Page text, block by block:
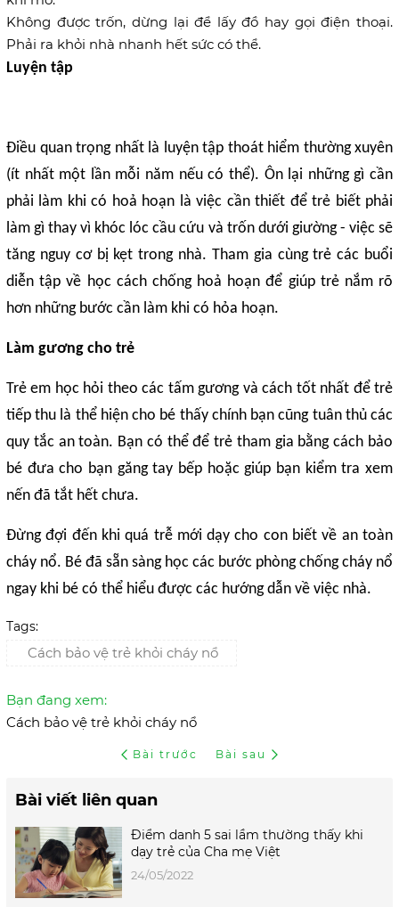
Không được trốn, dừng lại để lấy đồ hay gọi điện thoại.
Phải ra khỏi nhà nhanh hết sức có thể.
Luyện tập
Điều quan trọng nhất là luyện tập thoát hiểm thường xuyên
(ít nhất một lần mỗi năm nếu có thể). Ôn lại những gì cần
phải làm khi có hoả hoạn là việc cần thiết để trẻ biết phải
làm gì thay vì khóc lóc cầu cứu và trốn dưới giường - việc sẽ
tăng nguy cơ bị kẹt trong nhà. Tham gia cùng trẻ các buổi
diễn tập về học cách chống hoả hoạn để giúp trẻ nắm rõ
hơn những bước cần làm khi có hỏa hoạn.
Làm gương cho trẻ
Trẻ em học hỏi theo các tấm gương và cách tốt nhất để trẻ
tiếp thu là thể hiện cho bé thấy chính bạn cũng tuân thủ các
quy tắc an toàn. Bạn có thể để trẻ tham gia bằng cách bảo
bé đưa cho bạn găng tay bếp hoặc giúp bạn kiểm tra xem
nến đã tắt hết chưa.
Đừng đợi đến khi quá trễ mới dạy cho con biết về an toàn
cháy nổ. Bé đã sẵn sàng học các bước phòng chống cháy nổ
ngay khi bé có thể hiểu được các hướng dẫn về việc nhà.
Tags:
Cách bảo vệ trẻ khỏi cháy nổ
Bạn đang xem:
Cách bảo vệ trẻ khỏi cháy nổ
Bài trước Bài sau
Bài viết liên quan
Điểm danh 5 sai lầm thường thấy khi
dạy trẻ của Cha mẹ Việt
24/05/2022